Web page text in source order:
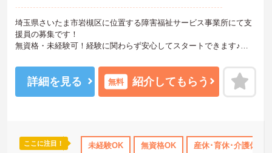
日110日以上 産休･育休･介護休暇取得実績あり 社会保険完備
埼玉県さいたま市岩槻区に位置する障害福祉サービス事業所にて支
援員の募集です！
無資格・未経験可！経験に関わらず安心してスタートできます♪
ョンを保ちやすい環境です◎
ご興味のある方は、マイナビ介護職までお問い合わせください。
詳細を見る 無料 紹介してもらう
ここに注目！ 未経験OK 無資格OK 産休･育休･介護休暇